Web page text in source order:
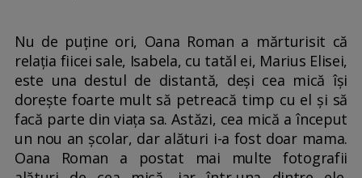
Nu de puține ori, Oana Roman a mărturisit că
relația fiicei sale, Isabela, cu tatăl ei, Marius Elisei,
este una destul de distantă, deși cea mică își
dorește foarte mult să petreacă timp cu el și să
facă parte din viața sa. Astăzi, cea mică a început
un nou an școlar, dar alături i-a fost doar mama.
Oana Roman a postat mai multe fotografii